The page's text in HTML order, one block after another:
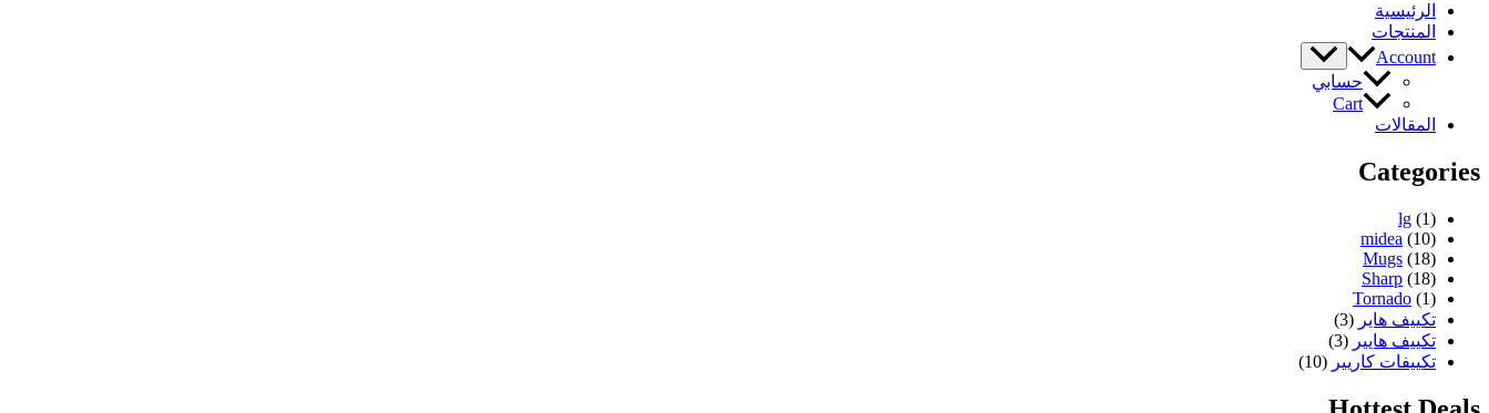
الرئيسية
المنتجات
Account
حسابي
Cart
المقالات
Categories
lg (1)
midea (10)
Mugs (18)
Sharp (18)
Tornado (1)
تكييف هاير (3)
تكييف هايير (3)
تكييفات كاريير (10)